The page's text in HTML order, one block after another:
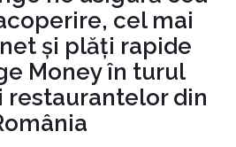
cel mai
și plăți rapide
Money în turul
restaurantelor din